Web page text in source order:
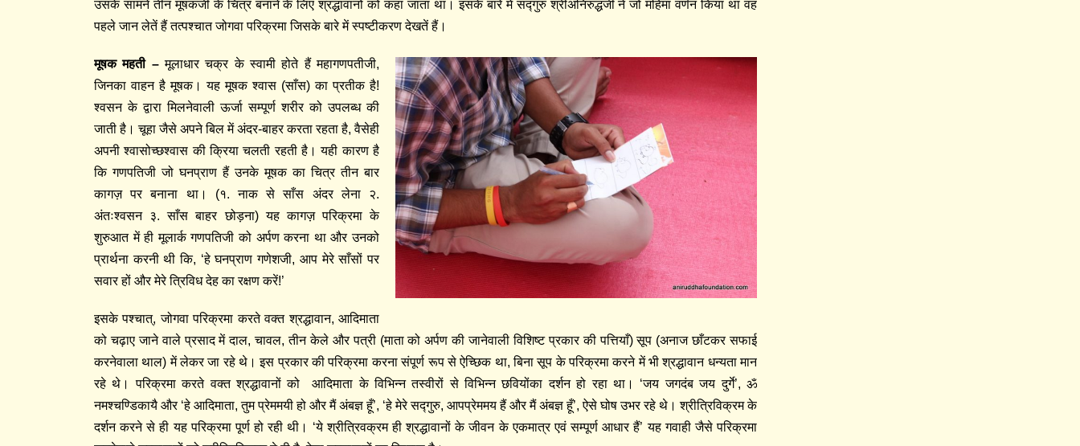
उसके सामने तीन मूषकजी के चित्र बनाने के लिए श्रद्धावानों को कहा जाता था। इसके बारे में सद्गुरु श्रीअनिरुद्धजी ने जो महिमा वर्णन किया था वह
पहले जान लेतें हैं तत्पश्चात जोगवा परिक्रमा जिसके बारे में स्पष्टीकरण देखतें हैं।
मूषक महती –मूलाधार चक्र के स्वामी होते हैं महागणपतीजी,
जिनका वाहन है मूषक। यह मूषक श्वास (साँस) का प्रतीक है!
श्वसन के द्वारा मिलनेवाली ऊर्जा सम्पूर्ण शरीर को उपलब्ध की
जाती है। चूहा जैसे अपने बिल में अंदर-बाहर करता रहता है, वैसेही
अपनी श्वासोच्छश्वास की क्रिया चलती रहती है। यही कारण है
कि गणपतिजी जो घनप्राण हैं उनके मूषक का चित्र तीन बार
कागज़ पर बनाना था। (१. नाक से साँस अंदर लेना २.
अंतःश्वसन ३. साँस बाहर छोड़ना) यह कागज़ परिक्रमा के
शुरुआत में ही मूलार्क गणपतिजी को अर्पण करना था और उनको
प्रार्थना करनी थी कि, ‘हे घनप्राण गणेशजी, आप मेरे साँसों पर
सवार हों और मेरे त्रिविध देह का रक्षण करें!’
इसके पश्चात्‌, जोगवा परिक्रमा करते वक्त श्रद्धावान, आदिमाता
को चढ़ाए जाने वाले प्रसाद में दाल, चावल, तीन केले और पत्री (माता को अर्पण की जानेवाली विशिष्ट प्रकार की पत्तियाँ) सूप (अनाज छाँटकर सफाई
करनेवाला थाल) में लेकर जा रहे थे। इस प्रकार की परिक्रमा करना संपूर्ण रूप से ऐच्छिक था, बिना सूप के परिक्रमा करने में भी श्रद्धावान धन्यता मान
रहे थे। परिक्रमा करते वक्त श्रद्धावानों को आदिमाता के विभिन्न तस्वीरों से विभिन्न छवियोंका दर्शन हो रहा था। ‘जय जगदंब जय दुर्गे’, ॐ
नमश्चण्डिकायै और ‘हे आदिमाता, तुम प्रेममयी हो और मैं अंबज्ञ हूँ’, ‘हे मेरे सद्गुरु, आपप्रेममय हैं और मैं अंबज्ञ हूँ’, ऐसे घोष उभर रहे थे। श्रीत्रिविक्रम के
दर्शन करने से ही यह परिक्रमा पूर्ण हो रही थी। ‘ये श्रीत्रिवक्रम ही श्रद्धावानों के जीवन के एकमात्र एवं सम्पूर्ण आधार हैं’ यह गवाही जैसे परिक्रमा